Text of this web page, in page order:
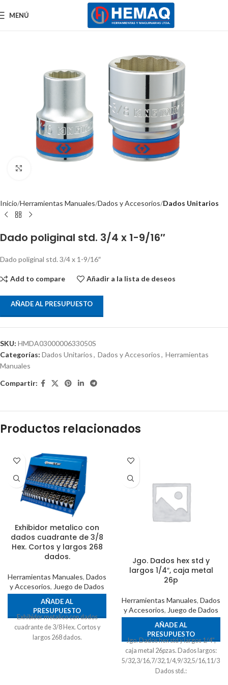
MENÚ
Inicio Herramientas Manuales Dados y Accesorios Dados Unitarios
Dado poliginal std. 3/4 x 1-9/16″
Dado poliginal std. 3/4 x 1-9/16″
Add to compare Añadir a la lista de deseos
AÑADE AL PRESUPUESTO
SKU: HMDA0300000633050S
Categorías: Dados Unitarios, Dados y Accesorios, Herramientas
Manuales
Compartir:
Productos relacionados
Exhibidor metalico con
dados cuadrante de 3/8
Hex. Cortos y largos 268
dados.
Herramientas Manuales, Dados
y Accesorios, Juego de Dados
AÑADE AL
PRESUPUESTO
Exhibidor metalico con dados
cuadrante de 3/8 Hex. Cortos y
largos 268 dados.
Jgo. Dados hex std y
largos 1/4″, caja metal
26p
Herramientas Manuales, Dados
y Accesorios, Juego de Dados
AÑADE AL
PRESUPUESTO
Jgo. Dados hex std y largos 1/4",
caja metal 26pzas. Dados largos:
5/32,3/16,7/32,1/4,9/32,5/16,11/
Dados std.: